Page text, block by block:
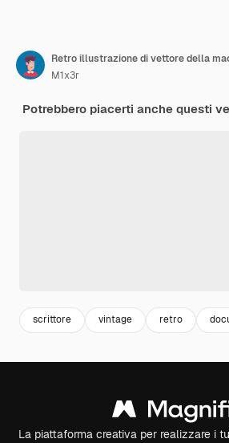
M1x3r
Potrebbero piacerti anche questi
scrittore vintage retro
La piattaforma creativa per realizzare i